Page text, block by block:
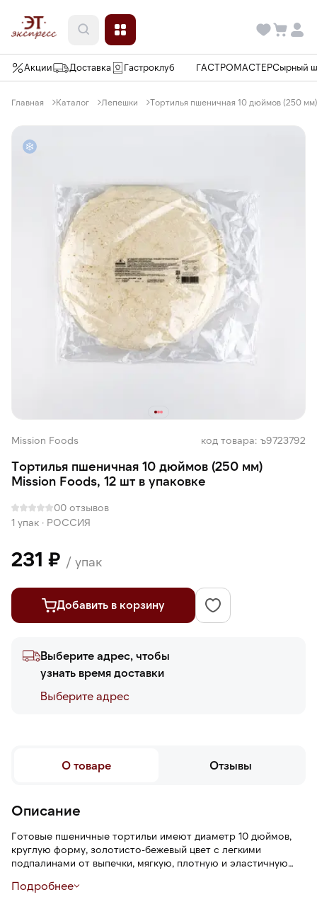
Акции Доставка Гастроклуб ГАСТРОМАСТЕРСырный
Главная Каталог Лепешки Тортилья пшеничная 10 дюймов (250
Mission Foods код товара: ъ9723792
Тортилья пшеничная 10 дюймов (250 мм)
Mission Foods, 12 шт в упаковке
00 отзывов
1 упак · РОССИЯ
231 ₽ / упак
Добавить в корзину
Выберите адрес, чтобы
узнать время доставки
Выберите адреc
О товаре Отзывы
Описание
Готовые пшеничные тортильи имеют диаметр 10 дюймов,
круглую форму, золотисто-бежевый цвет с легкими
подпалинами от выпечки, мягкую, плотную и эластичную
нотами. Лепешка не ломается при сворачивании, не рвется
Подробнее